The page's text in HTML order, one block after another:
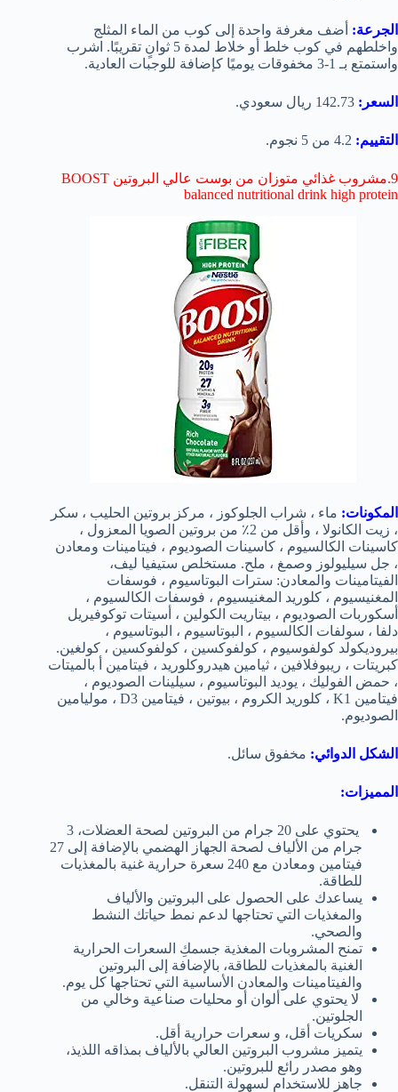
الجرعة: أضف مغرفة واحدة إلى كوب من الماء المثلج
واخلطهم في كوب خلط أو خلاط لمدة 5 ثوانٍ تقريبًا. اشرب
واستمتع بـ 1-3 مخفوقات يوميًا كإضافة للوجبات العادية.
السعر:
التقييم: 4.2 من 5 نجوم.
9.مشروب غذائي متوزان من بوست عالي البروتين BOOST
balanced nutritional drink high protein
المكونات: ماء ، شراب الجلوكوز ، مركز بروتين الحليب ، سكر
، زيت الكانولا ، وأقل من 2٪ من بروتين الصويا المعزول ،
كاسينات الكالسيوم ، كاسينات الصوديوم ، فيتامينات ومعادن
، جل سيليولوز وصمغ ، ملح. مستخلص ستيفيا ليف،
الفيتامينات والمعادن: سترات البوتاسيوم ، فوسفات
المغنيسيوم ، كلوريد المغنيسيوم ، فوسفات الكالسيوم ،
أسكوربات الصوديوم ، بيتاريت الكولين ، أسيتات توكوفيريل
دلفا ، سولفات الكالسيوم ، البوتاسيوم ، البوتاسيوم ،
بيروديكولد كولفوسيوم ، كولفوكسين ، كولفوكسين ، كولغين.
كبريتات ، ريبوفلافين ، ثيامين هيدروكلوريد ، فيتامين أ بالميتات
، حمض الفوليك ، يوديد البوتاسيوم ، سيلينات الصوديوم ،
فيتامين K1 ، كلوريد الكروم ، بيوتين ، فيتامين D3 ، موليامين
الصوديوم.
الشكل الدوائي: مخفوق سائل.
المميزات:
يحتوي على 20 جرام من البروتين لصحة العضلات، 3
جرام من الألياف لصحة الجهاز الهضمي بالإضافة إلى 27
فيتامين ومعادن مع 240 سعرة حرارية غنية بالمغذيات
للطاقة.
يساعدك على الحصول على البروتين والألياف
والمغذيات التي تحتاجها لدعم نمط حياتك النشط
والصحي.
تمنح المشروبات المغذية جسمكِ السعرات الحرارية
الغنية بالمغذيات للطاقة، بالإضافة إلى البروتين
والفيتامينات والمعادن الأساسية التي تحتاجها كل يوم.
لا يحتوي على ألوان أو محليات صناعية وخالي من
الجلوتين.
سكريات أقل، و سعرات حرارية أقل.
يتميز مشروب البروتين العالي بالألياف بمذاقه اللذيذ،
وهو مصدر رائع للبروتين.
جاهز للاستخدام لسهولة التنقل.